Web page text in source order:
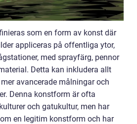
som en form av konst där
appliceras på offentliga ytor,
med sprayfärg, pennor
Detta kan inkludera allt
avancerade målningar och
Denna konstform är ofta
och gatukultur, men har
en legitim konstform och har